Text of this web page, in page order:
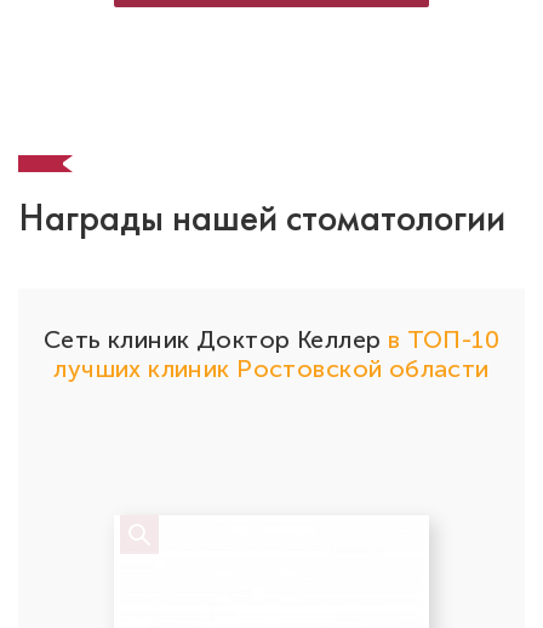
Награды нашей стоматологии
Сеть клиник Доктор Келлер в ТОП-10
лучших клиник Ростовской области